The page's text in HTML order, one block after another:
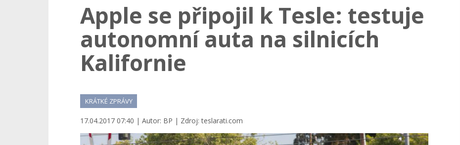
Apple se připojil k Tesle: testuje
autonomní auta na silnicích
Kalifornie
KRÁTKÉ ZPRÁVY
17.04.2017 07:40 | Autor: BP | Zdroj: teslarati.com